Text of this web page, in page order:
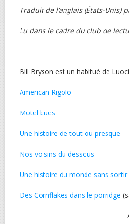
Traduit de l’anglais (États-Unis)
Lu dans le cadre du club de
Bill Bryson est un habitué de
American Rigolo
Motel bues
Une histoire de tout ou presque
Nos voisins du dessous
Une histoire du monde sans sortir
Des Cornflakes dans le porridge